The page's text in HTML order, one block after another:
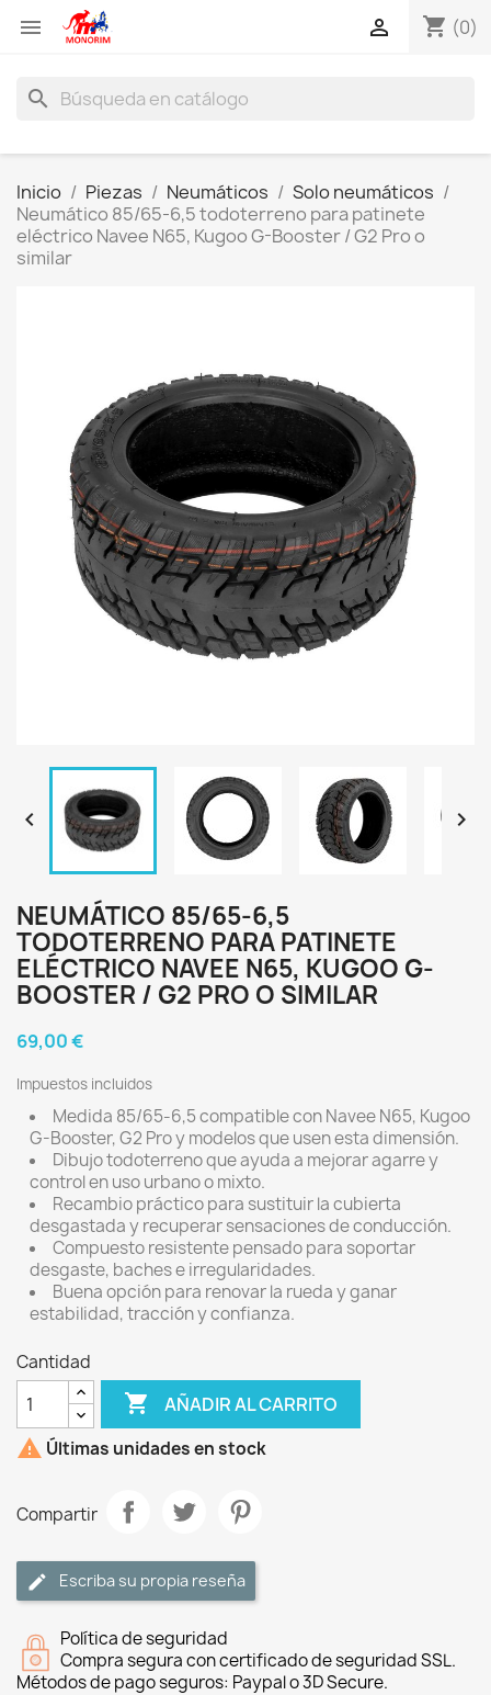
 shopping_cart (0)

search
Inicio Piezas Neumáticos
Solo neumáticos
Neumático 85/65-6,5 todoterreno para patinete
eléctrico Navee N65, Kugoo G-Booster / G2 Pro o
similar
 
NEUMÁTICO 85/65-6,5
TODOTERRENO PARA PATINETE
ELÉCTRICO NAVEE N65, KUGOO G-
BOOSTER / G2 PRO O SIMILAR
69,00 €
Impuestos incluidos
Medida 85/65-6,5 compatible con Navee N65, Kugoo
G-Booster, G2 Pro y modelos que usen esta dimensión.
Dibujo todoterreno que ayuda a mejorar agarre y
control en uso urbano o mixto.
Recambio práctico para sustituir la cubierta
desgastada y recuperar sensaciones de conducción.
Compuesto resistente pensado para soportar
desgaste, baches e irregularidades.
Buena opción para renovar la rueda y ganar
estabilidad, tracción y confianza.
Cantidad
 AÑADIR AL CARRITO
 Últimas unidades en stock
Compartir
Escriba su propia reseña
Política de seguridad
Compra segura con certificado de seguridad SSL.
Métodos de pago seguros: Paypal o 3D Secure.